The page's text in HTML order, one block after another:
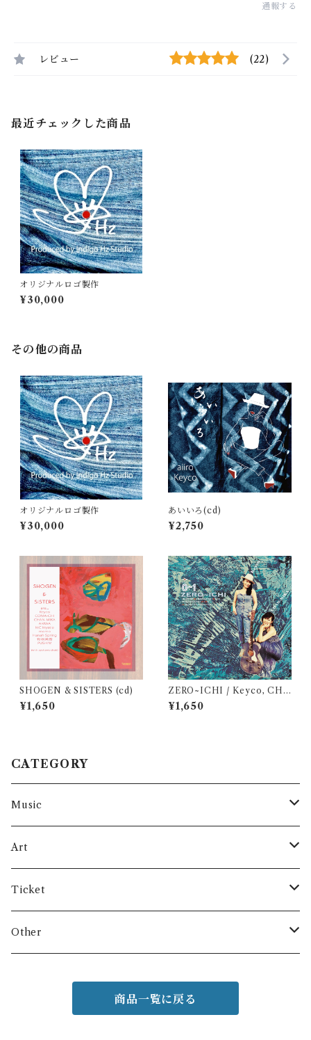
通報する
レビュー (22)
最近チェックした商品
オリジナルロゴ製作
¥30,000
その他の商品
オリジナルロゴ製作
¥30,000
あいいろ(cd)
¥2,750
SHOGEN & SISTERS (cd)
¥1,650
ZERO~ICHI / Keyco, CHA
N-MIKA (cd)
¥1,650
CATEGORY
Music
cd
vinyl
data
Art
Keyco’s art
Mayca’s art
Ticket
Lesson
Other
商品一覧に戻る